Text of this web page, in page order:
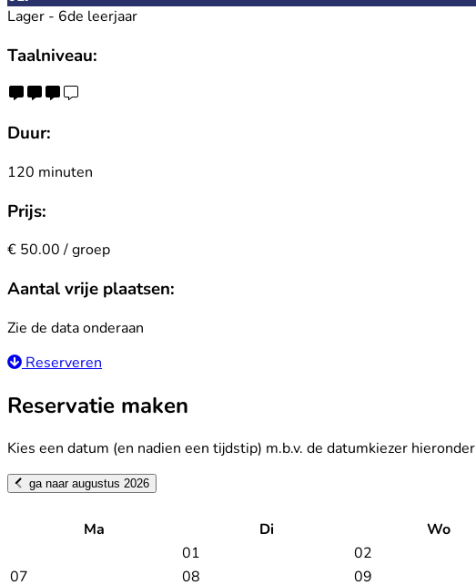
Lager - 6de leerjaar
Taalniveau:
Duur:
120 minuten
Prijs:
€ 50.00 / groep
Aantal vrije plaatsen:
Zie de data onderaan
Reserveren
Reservatie maken
Kies een datum (en nadien een tijdstip) m.b.v. de datumkiezer hieronder
ga naar augustus 2026
Ma
Di Wo
01
02
07
08 09